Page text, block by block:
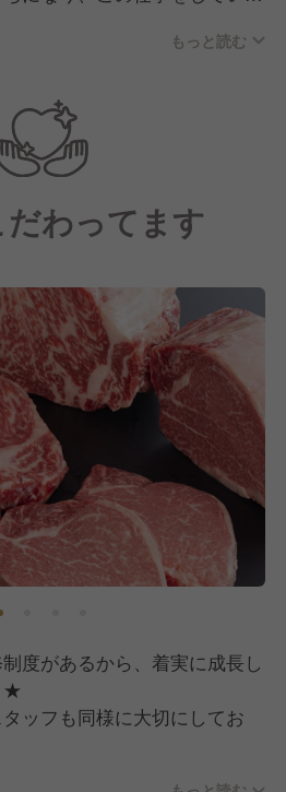
しく・たくましくすることが私
いっぱいに笑顔になれる社会
しています
います。
ん、未経験からでもご応募可能
合わせください。
が好き、接客の仕事がした
いなどやりたいことがある方
目指す方、さらにその先にや
実した研修・環境が備わって
働いていただけます。
サービスを提供する」ために
ません。
る方のエントリーをお待ちし
携えており、農場から加工販
ています。
ニューに関する調理研修、店
部位について学べる研修制度
理するエリア長やお店のシステ
ど、さらにはグループ内の精
務も経験できる環境です。
の将来の選択肢の幅を広げる
ちは・・・
の経験がないけど飲食をやっ
す。全くの別職種からの転職
いかわからないけどおもしろ
の人もいます。みんなそれぞ
今は同じ思いを持って店舗で
そして自身のしあわせのため
れる人をお待ちしています！
もっと読む
わってます
度があるから、着実に成長し
★
ッフも同様に大切にしてお